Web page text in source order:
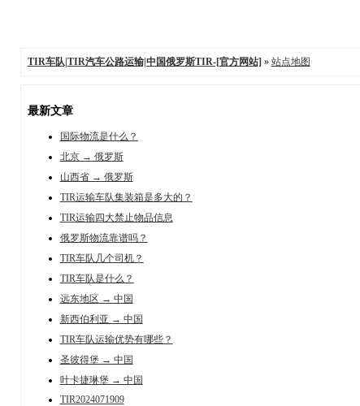
TIR车队|TIR汽车公路运输|中国俄罗斯TIR-[官方网站] » 站点地图
最新文章
国际物流是什么？
北京 → 俄罗斯
山西省 → 俄罗斯
TIR运输车队集装箱是多大的？
TIR运输四大禁止物品信息
俄罗斯物流靠谱吗？
TIR车队几个司机？
TIR车队是什么？
远东地区 → 中国
新西伯利亚 → 中国
TIR车队运输优势有哪些？
圣彼得堡 → 中国
叶卡捷琳堡 → 中国
TIR2024071909